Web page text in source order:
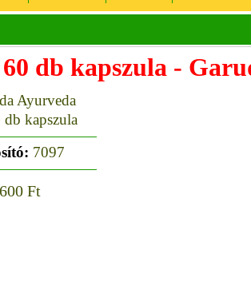
db kapszula -
Ayurveda
db kapszula
7097
Ft